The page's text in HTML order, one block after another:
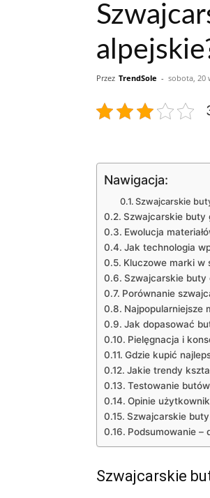
Przez TrendSole - sobota, 20
Nawigacja:
Szwajcarskie
Szwajcarskie buty
Ewolucja
Jak technologia
Kluczowe marki w
Szwajcarskie
Porównanie
Najpopularniejsze
Jak dopasować
Pielęgnacja i
Gdzie ​kupić
Jakie trendy
Testowanie
Opinie
Szwajcarskie
Podsumowanie ‌–
Szwajcarskie